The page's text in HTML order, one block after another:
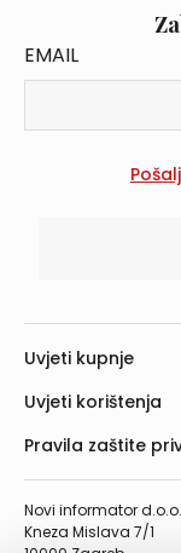
EMAIL
Novi informator d.o.o.
Kneza Mislava 7/1
Uvjeti kupnje
Uvjeti korištenja
Pravila zaštite